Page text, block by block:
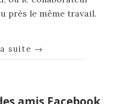
près le même travail.
suite →